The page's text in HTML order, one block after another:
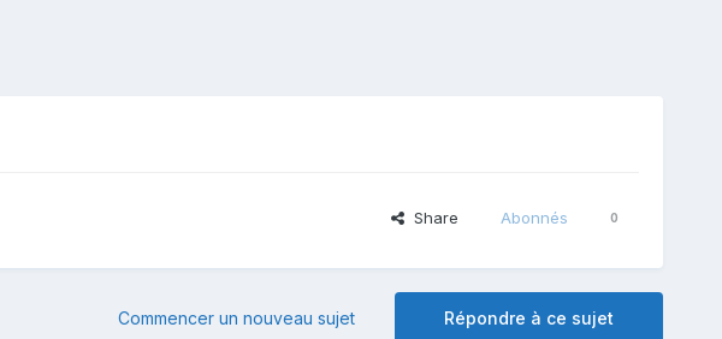
Share Abonnés 0
Répondre à ce sujet
Commencer un nouveau sujet